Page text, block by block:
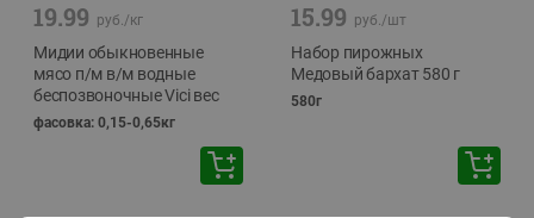
19.99 руб./кг
Мидии обыкновенные
мясо п/м в/м водные
беспозвоночные Vici вес
фасовка: 0,15-0,65кг
15.99 руб./шт
Набор пирожных
Медовый бархат 580 г
580г